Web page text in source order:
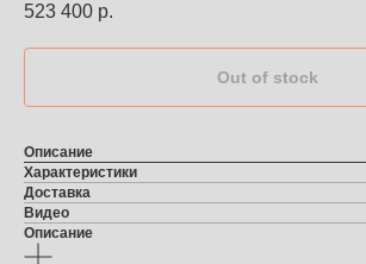
523 400 р.
Out of stock
Описание
Характеристики
Доставка
Видео
Описание